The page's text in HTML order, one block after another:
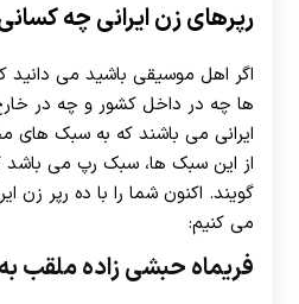
رپرهای زن ایرانی چه
اگر اهل موسیقی باشید می دانید
ها چه در داخل کشور و چه در
ایرانی می باشند که به سبک های
از این سبک ها، سبک رپ می باشد
گویند. اکنون شما را با ده رپر زن
می کنیم:
فریماه حبشی زاده ملقب